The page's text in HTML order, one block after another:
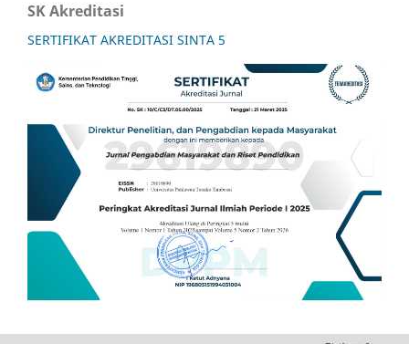
SK Akreditasi
SERTIFIKAT AKREDITASI SINTA 5